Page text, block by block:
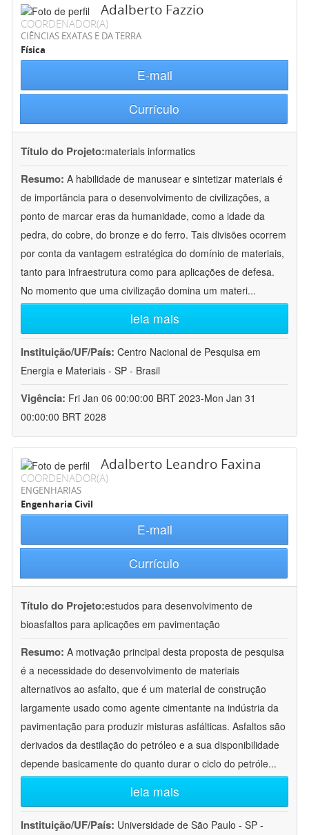
Adalberto Fazzio
COORDENADOR(A)
CIÊNCIAS EXATAS E DA TERRA
Física
E-mail
Currículo
Título do Projeto:materials informatics
Resumo: A habilidade de manusear e sintetizar materiais é
de importância para o desenvolvimento de civilizações, a
ponto de marcar eras da humanidade, como a idade da
pedra, do cobre, do bronze e do ferro. Tais divisões ocorrem
por conta da vantagem estratégica do domínio de materiais,
tanto para infraestrutura como para aplicações de defesa.
No momento que uma civilização domina um materi...
leia mais
Instituição/UF/País: Centro Nacional de Pesquisa em
Energia e Materiais - SP - Brasil
Vigência: Fri Jan 06 00:00:00 BRT 2023-Mon Jan 31
00:00:00 BRT 2028
Adalberto Leandro Faxina
COORDENADOR(A)
ENGENHARIAS
Engenharia Civil
E-mail
Currículo
Título do Projeto:estudos para desenvolvimento de
bioasfaltos para aplicações em pavimentação
Resumo: A motivação principal desta proposta de pesquisa
é a necessidade do desenvolvimento de materiais
alternativos ao asfalto, que é um material de construção
largamente usado como agente cimentante na indústria da
pavimentação para produzir misturas asfálticas. Asfaltos são
derivados da destilação do petróleo e a sua disponibilidade
depende basicamente do quanto durar o ciclo do petróle...
leia mais
Instituição/UF/País: Universidade de São Paulo - SP -